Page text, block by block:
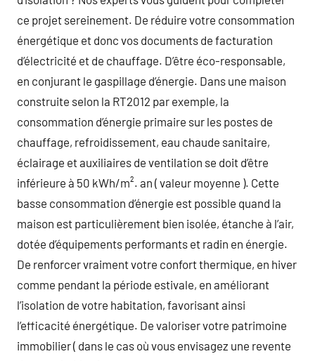
ce projet sereinement. De réduire votre consommation
énergétique et donc vos documents de facturation
d’électricité et de chauffage. D’être éco-responsable,
en conjurant le gaspillage d’énergie. Dans une maison
construite selon la RT2012 par exemple, la
consommation d’énergie primaire sur les postes de
chauffage, refroidissement, eau chaude sanitaire,
éclairage et auxiliaires de ventilation se doit d’être
inférieure à 50 kWh/m². an ( valeur moyenne ). Cette
basse consommation d’énergie est possible quand la
maison est particulièrement bien isolée, étanche à l’air,
dotée d’équipements performants et radin en énergie.
De renforcer vraiment votre confort thermique, en hiver
comme pendant la période estivale, en améliorant
l’isolation de votre habitation, favorisant ainsi
l’efficacité énergétique. De valoriser votre patrimoine
immobilier ( dans le cas où vous envisagez une revente